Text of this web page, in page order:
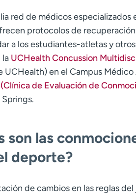
red de médicos
protocolos de
a los estudiantes-atletas y
la UCHealth Concussion
en el Campus
de Evaluación de
son las
deporte?
de cambios en las reglas